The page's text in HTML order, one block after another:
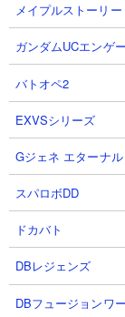
体力： 3,600,000
攻撃： 13,333
射程： -300～
KB： 5回
能力： 100％の
属性： 古代種
ダテメガネル（
メイプルストーリー
ガンダムUCエンゲ
バトオペ2
EXVSシリーズ
Gジェネ エターナル
スパロボDD
ドカバト
DBレジェンズ
DBフュージョンワ